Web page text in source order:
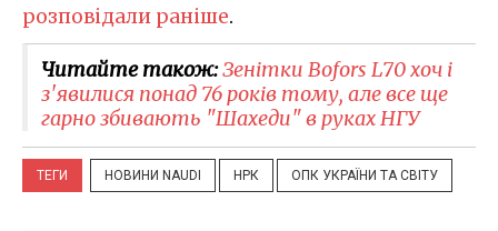
розповідали раніше.
Читайте також:Зенітки Bofors L70 хоч і
з'явилися понад 76 років тому, але все ще
гарно збивають "Шахеди" в руках НГУ
ТЕГИ НОВИНИ NAUDI НРК ОПК УКРАЇНИ ТА СВІТУ